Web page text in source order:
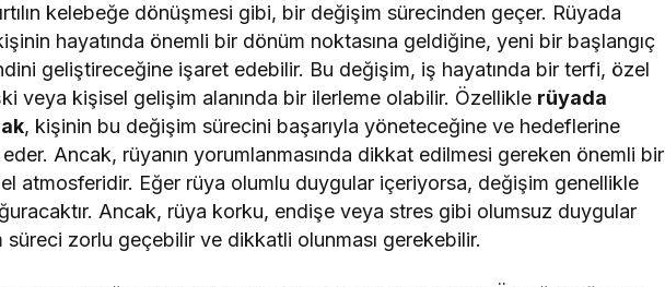
kelebeğe dönüşmesi gibi, bir değişim sürecinden geçer. Rüyada
hayatında önemli bir dönüm noktasına geldiğine, yeni bir başlangıç
geliştireceğine işaret edebilir. Bu değişim, iş hayatında bir terfi, özel
veya kişisel gelişim alanında bir ilerleme olabilir. Özellikle rüyada
, kişinin bu değişim sürecini başarıyla yöneteceğine ve hedeflerine
Ancak, rüyanın yorumlanmasında dikkat edilmesi gereken önemli bir
atmosferidir. Eğer rüya olumlu duygular içeriyorsa, değişim genellikle
Ancak, rüya korku, endişe veya stres gibi olumsuz duygular
zorlu geçebilir ve dikkatli olunması gerekebilir.